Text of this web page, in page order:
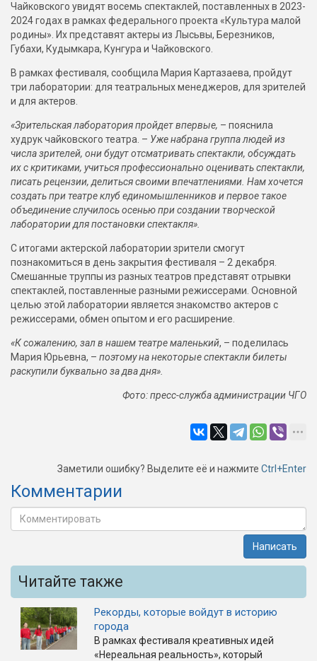
Чайковского увидят восемь спектаклей, поставленных в 2023-
2024 годах в рамках федерального проекта «Культура малой
родины». Их представят актеры из Лысьвы, Березников,
Губахи, Кудымкара, Кунгура и Чайковского.
В рамках фестиваля, сообщила Мария Картазаева, пройдут
три лаборатории: для театральных менеджеров, для зрителей
и для актеров.
«Зрительская лаборатория пройдет впервые, – пояснила
худрук чайковского театра. – Уже набрана группа людей из
числа зрителей, они будут отсматривать спектакли, обсуждать
их с критиками, учиться профессионально оценивать спектакли,
писать рецензии, делиться своими впечатлениями. Нам хочется
создать при театре клуб единомышленников и первое такое
объединение случилось осенью при создании творческой
лаборатории для постановки спектакля».
С итогами актерской лаборатории зрители смогут
познакомиться в день закрытия фестиваля – 2 декабря.
Смешанные труппы из разных театров представят отрывки
спектаклей, поставленные разными режиссерами. Основной
целью этой лаборатории является знакомство актеров с
режиссерами, обмен опытом и его расширение.
«К сожалению, зал в нашем театре маленький, – поделилась
Мария Юрьевна, – поэтому на некоторые спектакли билеты
раскупили буквально за два дня».
Фото: пресс-служба администрации ЧГО
Заметили ошибку? Выделите её и нажмите Ctrl+Enter
Комментарии
Написать
Читайте также
Рекорды, которые войдут в историю
города
В рамках фестиваля креативных идей
«Нереальная реальность», который